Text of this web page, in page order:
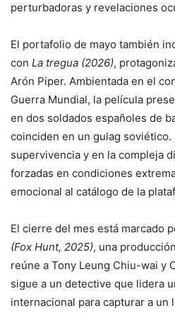
perturbadoras y revelaciones
El portafolio de mayo también
con La tregua (2026),
Arón Piper. Ambientada en el
Guerra Mundial, la película
en dos soldados españoles de
coinciden en un gulag
supervivencia y en la compleja
forzadas en condiciones
emocional al catálogo de la
El cierre del mes está marcado
(Fox Hunt, 2025), una
reúne a Tony Leung Chiu-wai y
sigue a un detective que lidera
internacional para capturar a un